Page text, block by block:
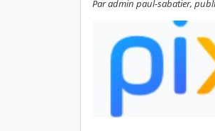
Par admin paul-sabatier,